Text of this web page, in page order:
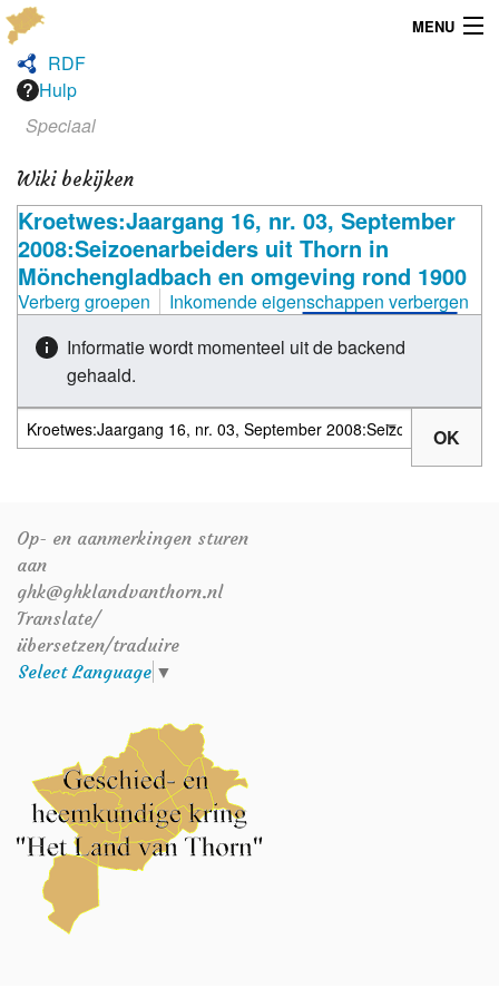
MENU
Menu
Publicaties
Dialect
Locaties
Kaarten
Overig
Verenigingsinfo
RDF
Hulp
Speciaal
Wiki bekijken
Kroetwes:Jaargang 16, nr. 03, September
2008:Seizoenarbeiders uit Thorn in
Mönchengladbach en omgeving rond 1900
Verberg groepen
Inkomende eigenschappen verbergen
Informatie wordt momenteel uit de backend
gehaald.
Op- en aanmerkingen sturen
aan
ghk@ghklandvanthorn.nl
Translate/
übersetzen/traduire
Select Language ▼